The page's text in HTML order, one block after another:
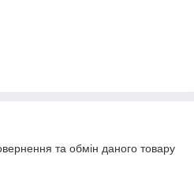
та обмін даного товару